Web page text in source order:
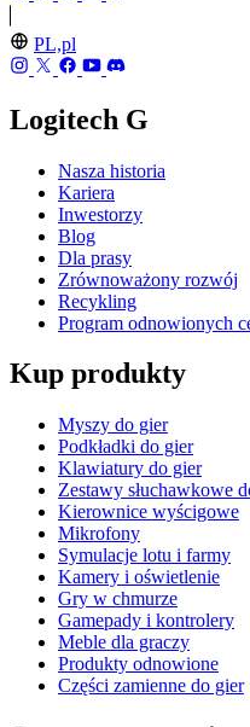
PL,pl
Logitech G
Nasza historia
Kariera
Inwestorzy
Blog
Dla prasy
Zrównoważony rozwój
Recykling
Program odnowionych
Kup produkty
Myszy do gier
Podkładki do gier
Klawiatury do gier
Zestawy słuchawkowe
Kierownice wyścigowe
Mikrofony
Symulacje lotu i farmy
Kamery i oświetlenie
Gry w chmurze
Gamepady i kontrolery
Meble dla graczy
Produkty odnowione
Części zamienne do gier